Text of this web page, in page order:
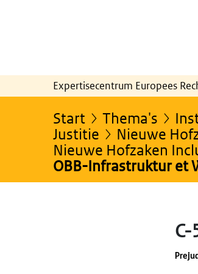
Expertisecentrum Europees
Start Thema's
Justitie
Nieuwe
Nieuwe Hofzaken
OBB-Infrastruktur et